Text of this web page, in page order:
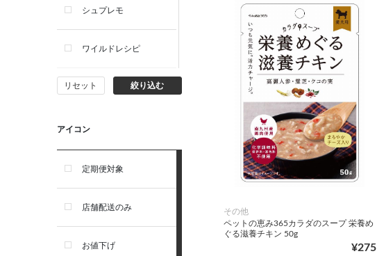
犬サプリ・ミルク・栄養補給
シュプレモ
ワイルドレシピ
ナチュラルチョイス
ウェルネス
アーテミス
セレクトバランス
リガロ
リセット 絞り込む
アイコン
定期便対象
店舗配送のみ
お値下げ
その他
ペットの恵み365カラダのスープ 栄養め
ぐる滋養チキン 50g
¥275